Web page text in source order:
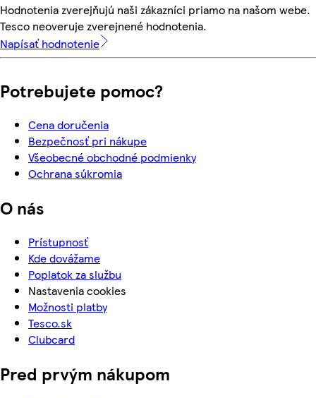
Hodnotenia zverejňujú naši zákazníci priamo na našom webe.
Tesco neoveruje zverejnené hodnotenia.
Napísať hodnotenie
Potrebujete pomoc?
Cena doručenia
Bezpečnosť pri nákupe
Všeobecné obchodné podmienky
Ochrana súkromia
O nás
Prístupnosť
Kde dovážame
Poplatok za službu
Nastavenia cookies
Možnosti platby
Tesco.sk
Clubcard
Pred prvým nákupom